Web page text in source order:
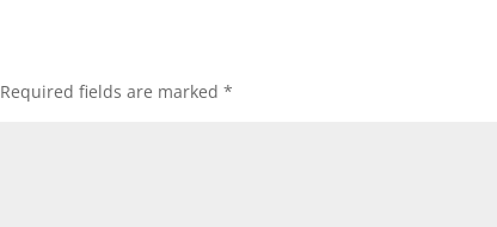
Required fields are marked*